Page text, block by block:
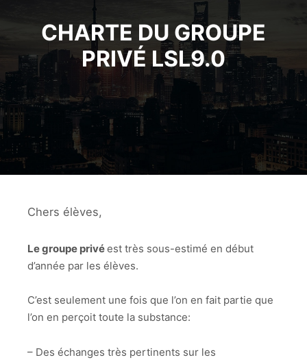
CHARTE DU GROUPE
PRIVÉ LSL9.0
Chers élèves,
Le groupe privéest très sous-estimé en début
d’année par les élèves.
C’est seulement une fois que l’on en fait partie que
l’on en perçoit toute la substance:
– Des échanges très pertinents sur les